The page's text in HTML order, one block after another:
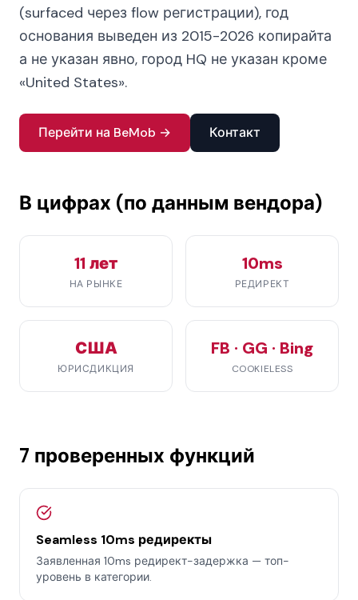
(surfaced через flow регистрации), год
основания выведен из 2015-2026 копирайта
а не указан явно, город HQ не указан кроме
«United States».
Перейти на BeMob → Контакт
В цифрах (по данным вендора)
11 лет
НА РЫНКЕ
10ms
РЕДИРЕКТ
США
ЮРИСДИКЦИЯ
FB · GG · Bing
COOKIELESS
7 проверенных функций
Seamless 10ms редиректы
Заявленная 10ms редирект-задержка — топ-
уровень в категории.